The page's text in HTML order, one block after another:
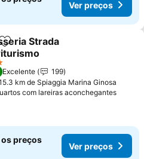
Ver preços
Adicionar aos favoritos
Strada
Excelente
199
km de Spiaggia Marina Ginosa
com lareiras aconchegantesVer
os preços
Ver preços